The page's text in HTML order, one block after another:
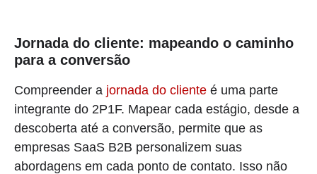
Jornada do cliente: mapeando o caminho
para a conversão
Compreender a jornada do cliente é uma parte
integrante do 2P1F. Mapear cada estágio, desde a
descoberta até a conversão, permite que as
empresas SaaS B2B personalizem suas
abordagens em cada ponto de contato. Isso não